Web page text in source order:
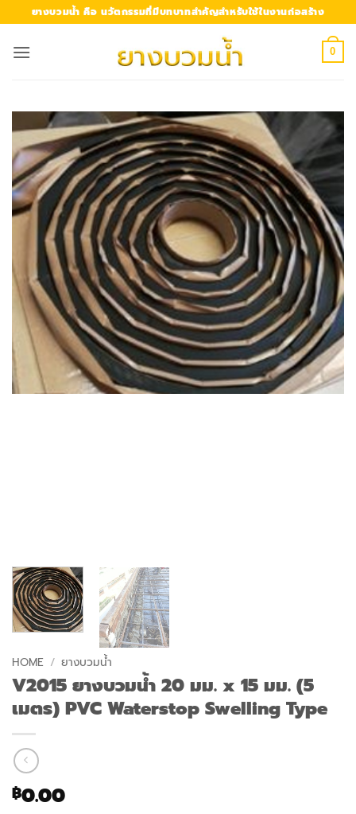
to
content
ยางบวมน้ำ คือ นวัตกรรมที่มีบทบาทสำคัญสำหรับใช้ในงานก่อสร้าง
0
HOME / ยางบวมน้ำ
V2015 ยางบวมน้ำ 20 มม. x 15 มม. (5
เมตร) PVC Waterstop Swelling Type
฿0.00